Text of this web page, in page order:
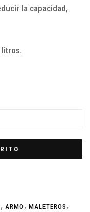
la capacidad,
, ARMO, MALETEROS ,